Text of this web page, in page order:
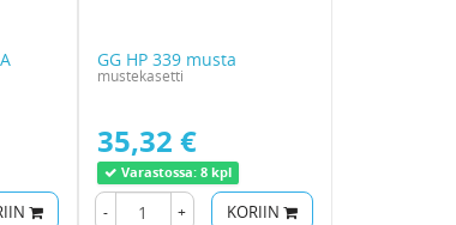
GG HP 339 musta
mustekasetti
35,32 €
Varastossa: 8 kpl
- + KORIIN